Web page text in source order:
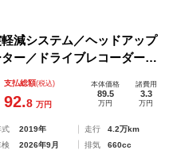
減システム／ヘッドアップ
ー／ドライブレコーダー／
プ／衝突被害軽減システム
ンプ／スマートキー
支払総額(税込)
92.8 万円
本体価格
89.5
万円
諸費用
3.3
万円
式 2019年 走行
4.2万km
検
2026年9月 排気
660cc